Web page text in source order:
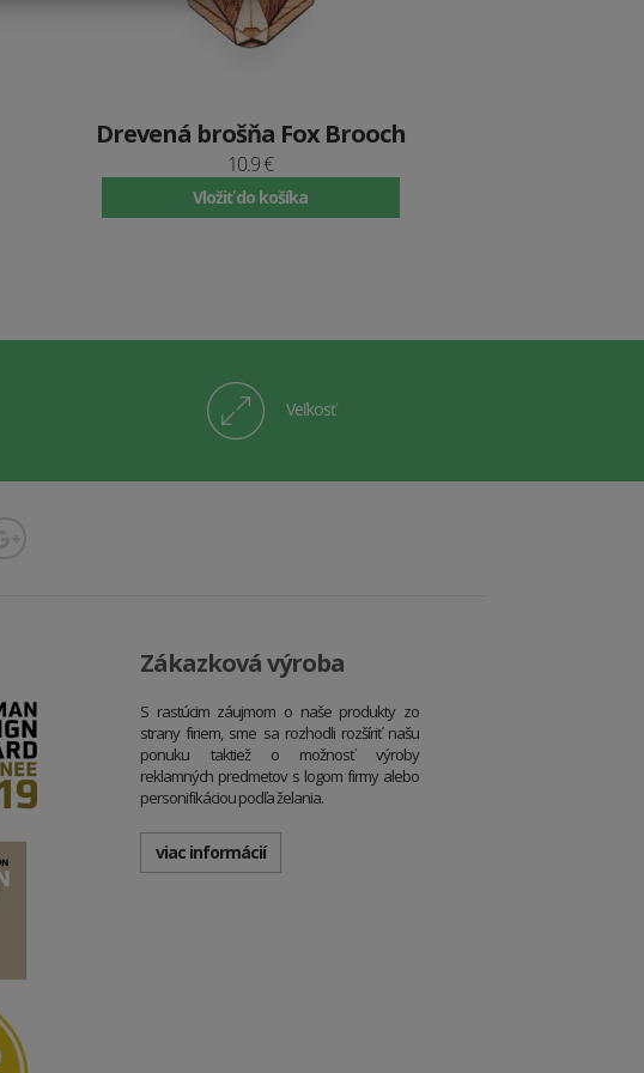
Drevená brošňa Fox Brooch
10.9 €
Vložiť do košíka
Veľkosť
Zákazková výroba
S rastúcim záujmom o naše produkty zo
strany firiem, sme sa rozhodli rozšíriť našu
ponuku taktiež o možnosť výroby
reklamných predmetov s logom firmy alebo
personifikáciou podľa želania.
viac informácií